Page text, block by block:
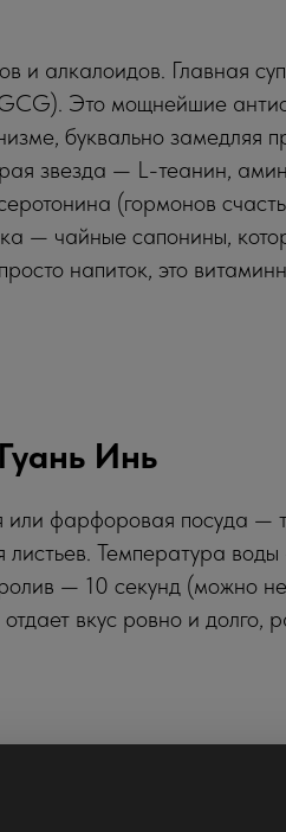
и алкалоидов. Главная
Это мощнейшие
буквально замедляя
звезда — L-теанин,
(гормонов
— чайные сапонины,
напиток, это
Инь
или фарфоровая посуда —
листьев. Температура
— 10 секунд (можно не
вкус ровно и долго,